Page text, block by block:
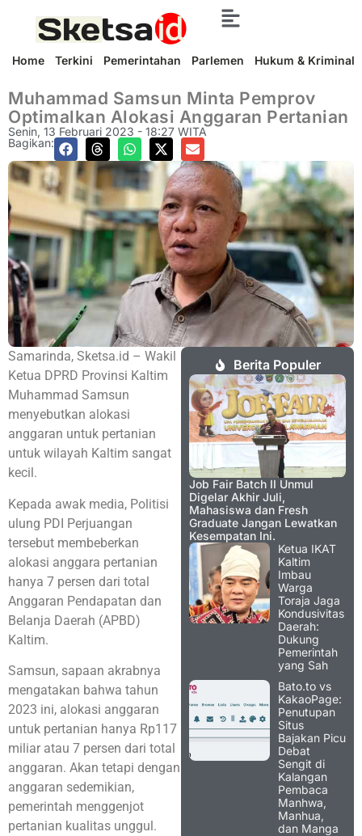
Home Terkini Pemerintahan Parlemen Hukum & Kriminal
Muhammad Samsun Minta Pemprov
Optimalkan Alokasi Anggaran Pertanian
Senin, 13 Februari 2023 - 18:27 WITA
Bagikan:
Samarinda, Sketsa.id – Wakil
Ketua DPRD Provinsi Kaltim
Muhammad Samsun
menyebutkan alokasi
anggaran untuk pertanian
untuk wilayah Kaltim sangat
kecil.
Kepada awak media, Politisi
ulung PDI Perjuangan
tersebut membeberkan
alokasi anggara pertanian
hanya 7 persen dari total
Anggaran Pendapatan dan
Belanja Daerah (APBD)
Kaltim.
Samsun, sapaan akrabnya
mengatakan bahwa tahun
2023 ini, alokasi anggaran
untuk pertanian hanya Rp117
miliar atau 7 persen dari total
anggaran. Akan tetapi dengan
anggaran sedemikian,
pemerintah menggenjot
pertanian kualitas unggul.
Berita Populer
Job Fair Batch II Unmul
Digelar Akhir Juli,
Mahasiswa dan Fresh
Graduate Jangan Lewatkan
Kesempatan Ini.
Ketua IKAT
Kaltim
Imbau
Warga
Toraja Jaga
Kondusivitas
Daerah:
Dukung
Pemerintah
yang Sah
Bato.to vs
KakaoPage:
Penutupan
Situs
Bajakan Picu
Debat
Sengit di
Kalangan
Pembaca
Manhwa,
Manhua,
dan Manga